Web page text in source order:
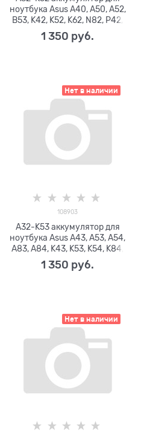
ноутбука Asus A40, A50, A52,
B53, K42, K52, K62, N82, P42,
P52, P62, P82, X42, X5I, X52,
X67, X8C, 4400mAh, +11.2V
1 350 руб.
Нет в наличии
108903
A32-K53 аккумулятор для
ноутбука Asus A43, A53, A54,
A83, A84, K43, K53, K54, K84,
X43, X44, X53, X54, 5200mAh,
10.8V
1 350 руб.
Нет в наличии